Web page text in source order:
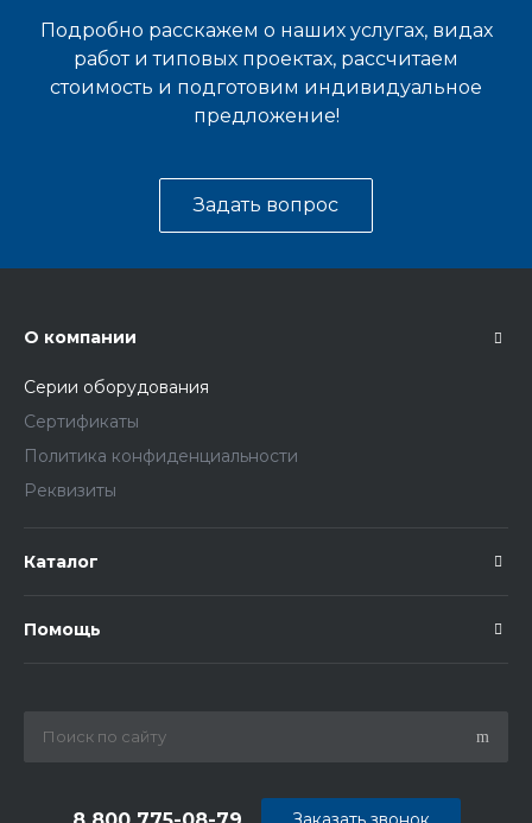
Подробно расскажем о наших услугах, видах
работ и типовых проектах, рассчитаем
стоимость и подготовим индивидуальное
предложение!
Задать вопрос
О компании
Серии оборудования
Сертификаты
Политика конфиденциальности
Реквизиты
Каталог
Помощь